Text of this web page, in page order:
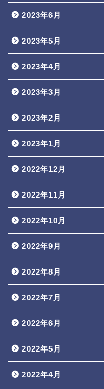
2023年6月
2023年5月
2023年4月
2023年3月
2023年2月
2023年1月
2022年12月
2022年11月
2022年10月
2022年9月
2022年8月
2022年7月
2022年6月
2022年5月
2022年4月